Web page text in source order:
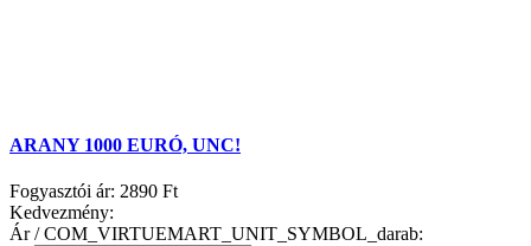
ARANY 1000 EURÓ, UNC!
Fogyasztói ár: 2890 Ft
Kedvezmény:
Ár / COM_VIRTUEMART_UNIT_SYMBOL_darab: